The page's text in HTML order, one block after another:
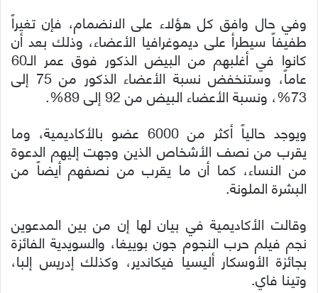
وفي حال وافق كل هؤلاء على الانضمام، فإن تغيراً
طفيفاً سيطرأ على ديموغرافيا الأعضاء، وذلك بعد أن
كانوا في أغلبهم من البيض الذكور فوق عمر الـ60
عاماً، وستنخفض نسبة الأعضاء الذكور من 75 إلى
73%، ونسبة الأعضاء البيض من 92 إلى 89%.
ويوجد حالياً أكثر من 6000 عضو بالأكاديمية، وما
يقرب من نصف الأشخاص الذين وجهت إليهم الدعوة
من النساء، كما أن ما يقرب من نصفهم أيضاً من
البشرة الملونة.
وقالت الأكاديمية في بيان لها إن من بين المدعوين
نجم فيلم حرب النجوم جون بوييغا، والسويدية الفائزة
بجائزة الأوسكار أليسيا فيكاندير، وكذلك إدريس إلبا،
وتينا فاي.